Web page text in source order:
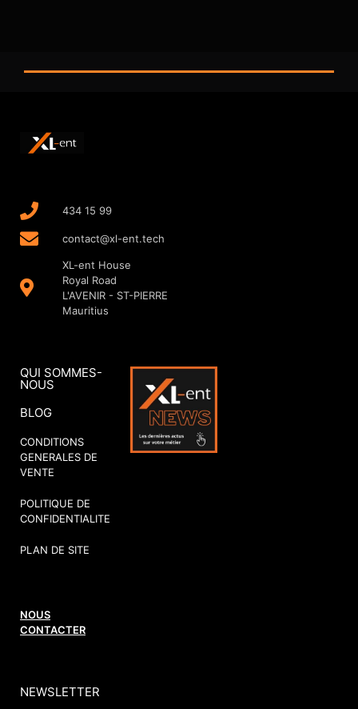
434 15 99
contact@xl-ent.tech
XL-ent House
Royal Road
L'AVENIR - ST-PIERRE
Mauritius
QUI SOMMES-
NOUS
BLOG
CONDITIONS
GENERALES DE
VENTE
POLITIQUE DE
CONFIDENTIALITE
PLAN DE SITE
NOUS
CONTACTER
NEWSLETTER